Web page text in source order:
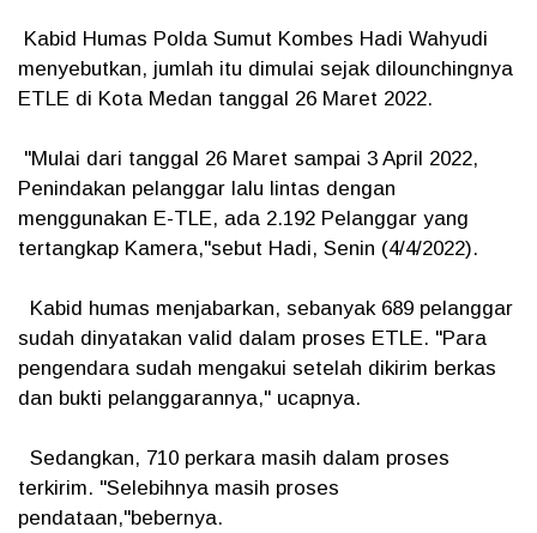
Kabid Humas Polda Sumut Kombes Hadi Wahyudi
menyebutkan, jumlah itu dimulai sejak dilounchingnya
ETLE di Kota Medan tanggal 26 Maret 2022.
"Mulai dari tanggal 26 Maret sampai 3 April 2022,
Penindakan pelanggar lalu lintas dengan
menggunakan E-TLE, ada 2.192 Pelanggar yang
tertangkap Kamera,"sebut Hadi, Senin (4/4/2022).
Kabid humas menjabarkan, sebanyak 689 pelanggar
sudah dinyatakan valid dalam proses ETLE. "Para
pengendara sudah mengakui setelah dikirim berkas
dan bukti pelanggarannya," ucapnya.
Sedangkan, 710 perkara masih dalam proses
terkirim. "Selebihnya masih proses
pendataan,"bebernya.